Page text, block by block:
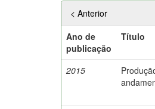
< Anterior
Ano de
publicação
Título
2015